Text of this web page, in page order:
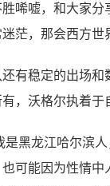
唏嘘，和大家
茫，那会西方
有稳定的出场
，沃格尔执着于
是黑龙江哈尔滨
可能因为性情